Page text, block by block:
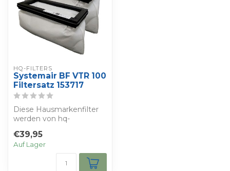
HQ-FILTERS
Systemair BF VTR 100
Filtersatz 153717
Diese Hausmarkenfilter
werden von hq-
die sich auf die...
€39,95
Auf Lager